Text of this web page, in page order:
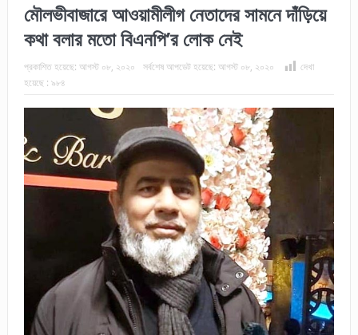
মৌলভীবাজারে আওয়ামীলীগ নেতাদের সামনে দাঁড়িয়ে
কথা বলার মতো বিএনপি’র লোক নেই
প্রকাশিত হয়েছে: আগস্ট ০৮, ২০২০ সর্বশেষ আপডেট হয়েছে: আগস্ট ০৮, ২০২০
দেখা
হয়েছে : ৯৮৪